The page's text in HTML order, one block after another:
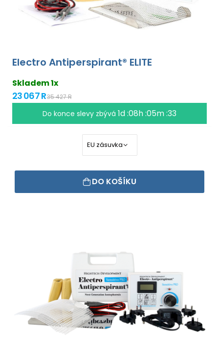
Electro Antiperspirant® ELITE
Skladem 1x
23 067 R35 427 R
Do konce slevy zbývá 1d :08h :05m :32
DO KOŠÍKU